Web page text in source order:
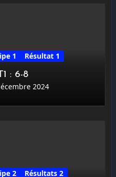
1
Résultat 1
: 6-8
2024
2
Résultats 2